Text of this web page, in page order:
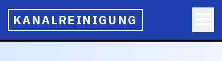
KANALREINIGUNG